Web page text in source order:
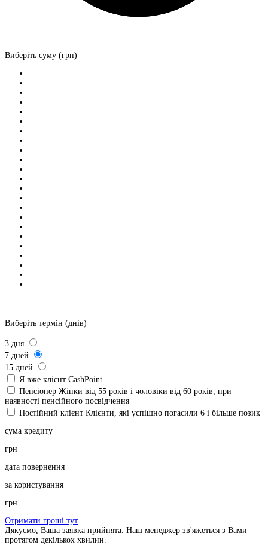
Виберіть суму (грн)
Виберіть термін (днів)
3 дня
7 дней
15 дней
Я вже клієнт CashPoint
Пенсіонер Жінки від 55 років і чоловіки від 60 років, при
наявності пенсійного посвідчення
Постійний клієнт Клієнти, які успішно погасили 6 і більше позик
сума кредиту
грн
дата повернення
за користування
грн
Отримати гроші тут
Дякуємо, Ваша заявка прийнята. Наш менеджер зв'яжеться з Вами
протягом декількох хвилин.